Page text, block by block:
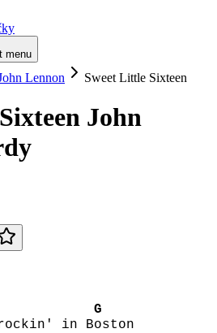
menu
Lennon Sweet Little Sixteen
John
in B
G
oston